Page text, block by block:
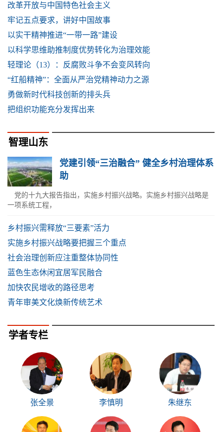
改革开放与中国特色社会主义
牢记五点要求，讲好中国故事
以实干精神推进“一带一路”建设
以科学思维助推制度优势转化为治理效能
轻理论（13）：反腐败斗争不会变风转向
“红船精神”：全面从严治党精神动力之源
勇做新时代科技创新的排头兵
把组织功能充分发挥出来
智理山东
党建引领“三治融合” 健全乡村治理体系
助
党的十九大报告指出，实施乡村振兴战略。实施乡村振兴战略是
一项系统工程，
乡村振兴需释放“三要素”活力
实施乡村振兴战略要把握三个重点
社会治理创新应注重整体协同性
蓝色生态休闲宜居军民融合
加快农民增收的路径思考
青年审美文化焕新传统艺术
学者专栏
张全景 李慎明 朱继东